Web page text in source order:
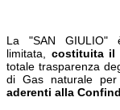
La "SAN GIULIO"
limitata, costituita il
totale trasparenza
di Gas naturale per
aderenti alla